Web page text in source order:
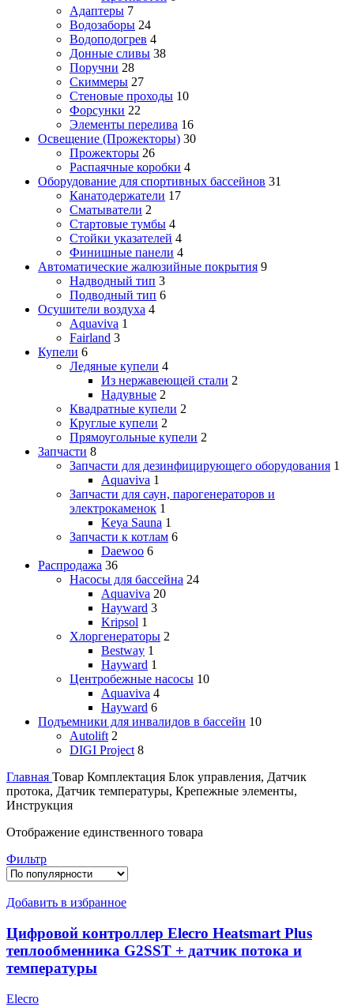
Адаптеры 7
Водозаборы 24
Водоподогрев 4
Донные сливы 38
Поручни 28
Скиммеры 27
Стеновые проходы 10
Форсунки 22
Элементы перелива 16
Освещение (Прожекторы) 30
Прожекторы 26
Распаячные коробки 4
Оборудование для спортивных бассейнов 31
Канатодержатели 17
Сматыватели 2
Стартовые тумбы 4
Стойки указателей 4
Финишные панели 4
Автоматические жалюзийные покрытия 9
Надводный тип 3
Подводный тип 6
Осушители воздуха 4
Aquaviva 1
Fairland 3
Купели 6
Ледяные купели 4
Из нержавеющей стали 2
Надувные 2
Квадратные купели 2
Круглые купели 2
Прямоугольные купели 2
Запчасти 8
Запчасти для дезинфицирующего оборудования 1
Aquaviva 1
Запчасти для саун, парогенераторов и
электрокаменок 1
Keya Sauna 1
Запчасти к котлам 6
Daewoo 6
Распродажа 36
Насосы для бассейна 24
Aquaviva 20
Hayward 3
Kripsol 1
Хлоргенераторы 2
Bestway 1
Hayward 1
Центробежные насосы 10
Aquaviva 4
Hayward 6
Подъемники для инвалидов в бассейн 10
Autolift 2
DIGI Project 8
Главная Товар Комплектация Блок управления, Датчик
протока, Датчик температуры, Крепежные элементы,
Инструкция
Отображение единственного товара
Фильтр
Добавить в избранное
Цифровой контроллер Elecro Heatsmart Plus
теплообменника G2SST + датчик потока и
температуры
Elecro